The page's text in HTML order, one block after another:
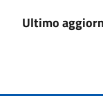
Ultimo